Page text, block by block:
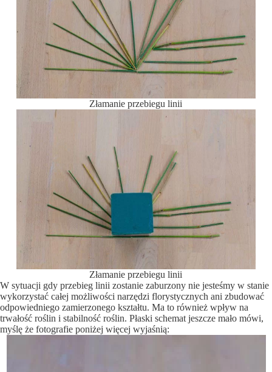
Złamanie przebiegu linii
Złamanie przebiegu linii
W sytuacji gdy przebieg linii zostanie zaburzony nie jesteśmy w stanie
wykorzystać całej możliwości narzędzi florystycznych ani zbudować
odpowiedniego zamierzonego kształtu. Ma to również wpływ na
trwałość roślin i stabilność roślin. Płaski schemat jeszcze mało mówi,
myślę że fotografie poniżej więcej wyjaśnią: